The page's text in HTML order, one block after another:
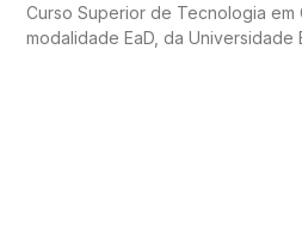
Curso Superior de Tecnologia em
modalidade EaD, da Universidade